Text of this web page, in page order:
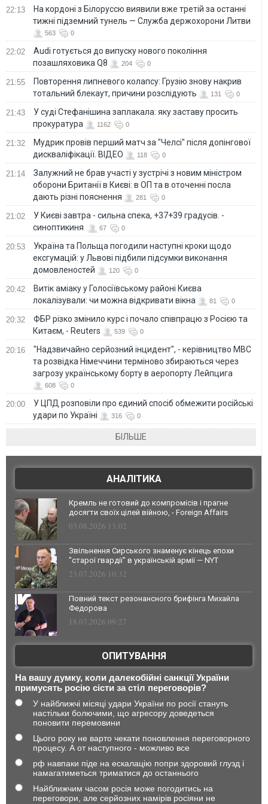
22:13
На кордоні з Білоруссю виявили вже третій за останні
тижні підземний тунель — Служба держохорони Литви
563 0
22:02
Audi готується до випуску нового покоління
позашляховика Q8
204 0
21:55
Повторення липневого колапсу: Грузію знову накрив
тотальний блекаут, причини розслідують
131 0
21:43
У суді Стефанішина заплакала: яку заставу просить
прокуратура
1162 0
21:32
Мудрик провів перший матч за "Челсі" після допінгової
дискваліфікації. ВІДЕО
118 0
21:14
Залужний не брав участі у зустрічі з новим міністром
оборони Британії в Києві: в ОП та в оточенні посла
дають різні пояснення
281 0
21:02
У Києві завтра - сильна спека, +37+39 градусів. -
синоптикиня
67 0
20:53
Україна та Польща погодили наступні кроки щодо
ексгумацій: у Львові підбили підсумки виконання
домовленостей
120 0
20:42
Витік аміаку у Голосіївському районі Києва
локалізували: чи можна відкривати вікна
81 0
20:32
ФБР різко змінило курс і почало співпрацю з Росією та
Китаєм, - Reuters
539 0
20:16
"Надзвичайно серйозний інцидент", - керівництво МВС
та розвідка Німеччини терміново збираються через
загрозу українському борту в аеропорту Лейпцига
608 0
20:00
У ЦПД розповіли про єдиний спосіб обмежити російські
удари по Україні
316 0
БІЛЬШЕ
АНАЛІТИКА
Кремль не готовий до компромісів і прагне
досягти своїх цілей війною, - Foreign Affairs
03.08.2026 13:02
Звільнення Сирського знаменує кінець епохи
"старої гвардії" в українській армії — NYT
23.07.2026 10:32
Повний текст резонансного брифінга Михайла
Федорова
18.07.2026 09:27
ОПИТУВАННЯ
На вашу думку, коли далекобійні санкції України
примусять росію сісти за стіл переговорів?
У найближчі місяці удари України по росії стануть
настільки болючими, що агресору доведеться
поновити перемовини
Цього року не варто чекати поновлення переговорного
процесу. А от наступного - можливо все
рф навпаки піде на ескалацію попри здоровий глузд і
намагатиметься триматися до останнього
Найближчим часом росія може погодитись на
переговори, але серйозних намірів росіяни не